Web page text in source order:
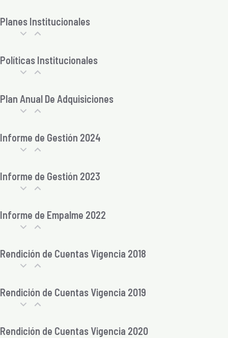
Planes Institucionales
Políticas Institucionales
Plan Anual De Adquisiciones
Informe de Gestión 2024
Informe de Gestión 2023
Informe de Empalme 2022
Rendición de Cuentas Vigencia 2018
Rendición de Cuentas Vigencia 2019
Rendición de Cuentas Vigencia 2020